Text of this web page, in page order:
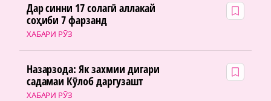
ХАБАРИ РӮЗ
Дар синни 17 солагӣ аллакай
соҳиби 7 фарзанд
ХАБАРИ РӮЗ
Назарзода: Як захмии дигари
садамаи Кӯлоб даргузашт